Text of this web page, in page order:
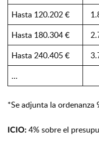
Hasta 120.202 €
Hasta 180.304 €
Hasta 240.405 €
…
*Se adjunta la ordenanza
ICIO: 4% sobre el